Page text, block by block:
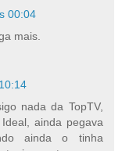
00:04
mais.
nada da TopTV,
ainda pegava
ainda o tinha